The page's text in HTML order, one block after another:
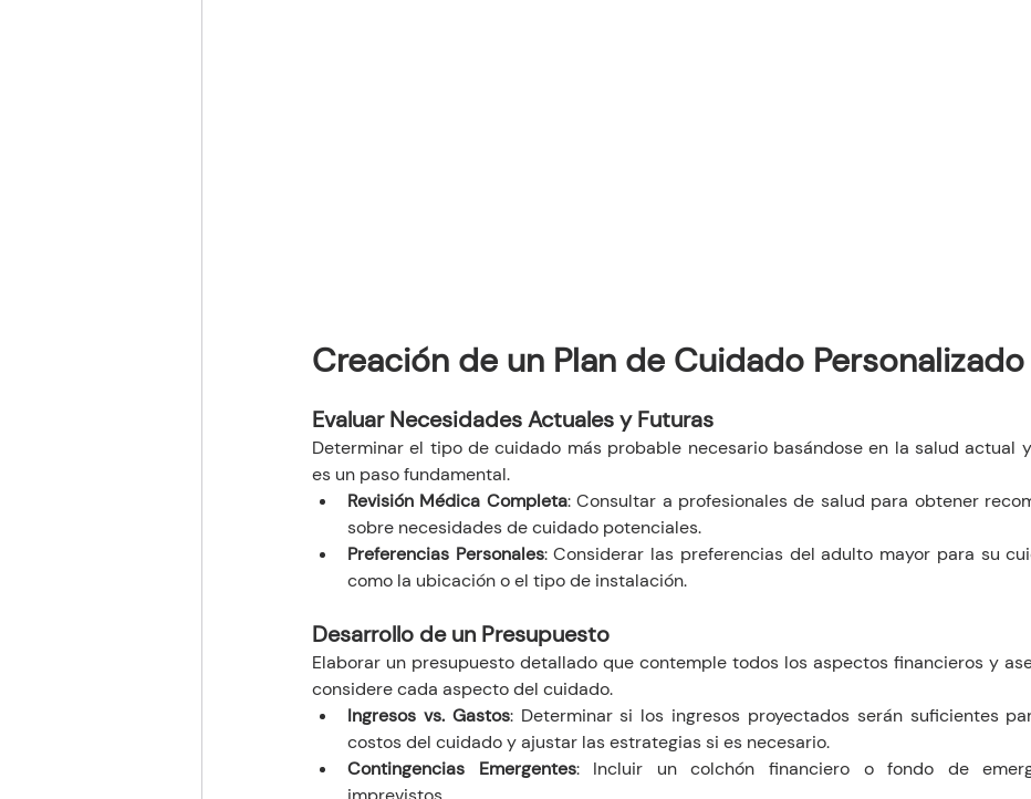
Creación de un Plan de Cuidado Personalizado
Evaluar Necesidades Actuales y Futuras
Determinar el tipo de cuidado más probable necesario basándose en la salud actual
es un paso fundamental.
Revisión Médica Completa: Consultar a profesionales de salud para obtener
sobre necesidades de cuidado potenciales.
Preferencias Personales: Considerar las preferencias del adulto mayor para su
como la ubicación o el tipo de instalación.
Desarrollo de un Presupuesto
Elaborar un presupuesto detallado que contemple todos los aspectos financieros y
considere cada aspecto del cuidado.
Ingresos vs. Gastos: Determinar si los ingresos proyectados serán suficientes
costos del cuidado y ajustar las estrategias si es necesario.
Contingencias Emergentes: Incluir un colchón financiero o fondo de